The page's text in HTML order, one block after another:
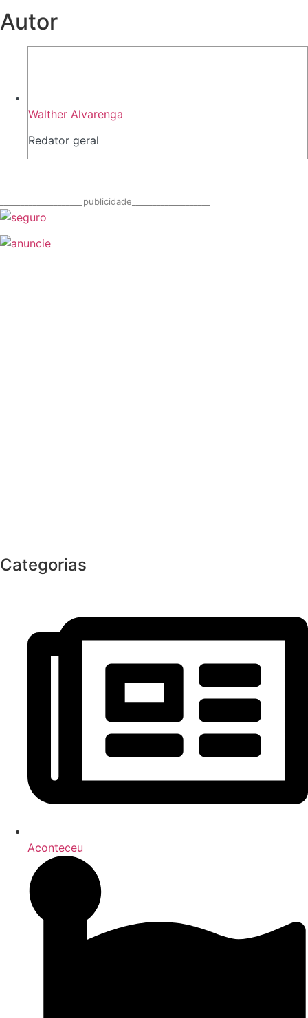
Autor
Walther Alvarenga
Redator geral
____________________publicidade___________________
Categorias
Aconteceu